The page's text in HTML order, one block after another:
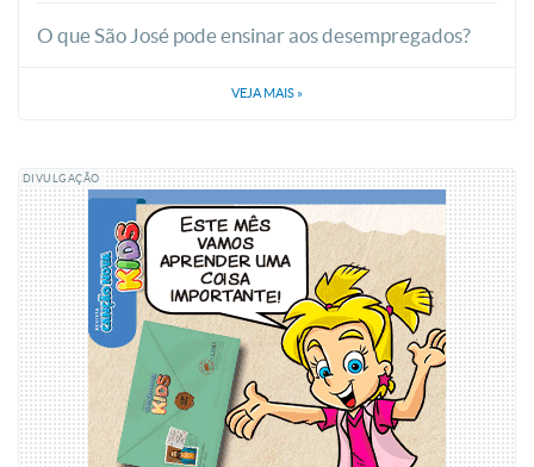
O que São José pode ensinar aos desempregados?
VEJA MAIS »
DIVULGAÇÃO